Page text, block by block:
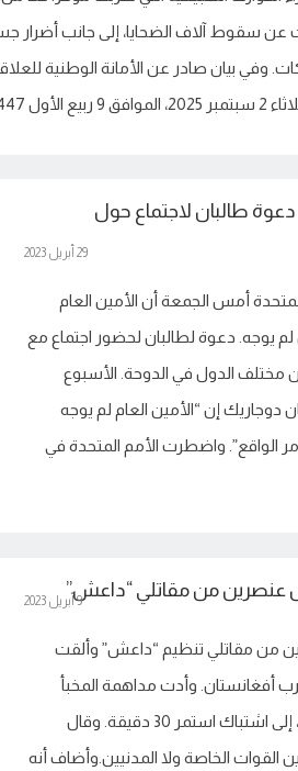
سقوط آلاف الضحايا، إلى جانب أضرار
وفي بيان صادر عن الأمانة الوطنية
الأول 1447، قدم […]
طالبان لاجتماع حول
29 أبريل 2023
أمس الجمعة أن الأمين العام
يوجه. دعوة لطالبان لحضور اجتماع مع
الدول في الدوحة. الأسبوع
إن “الأمين العام لم يوجه
الواقع”. واضطرت الأمم المتحدة في
عنصرين من مقاتلي “داعش”
9 أبريل 2023
من مقاتلي تنظيم “داعش” وألقت
أفغانستان. وأدت مداهمة المخبأ
الكائن في مقاطعة نمروز، يوم الأحد، إلى اشتباك استمر 30 دقيقة. وقال
القوات الخاصة ولا المدنيين.وأضاف أنه